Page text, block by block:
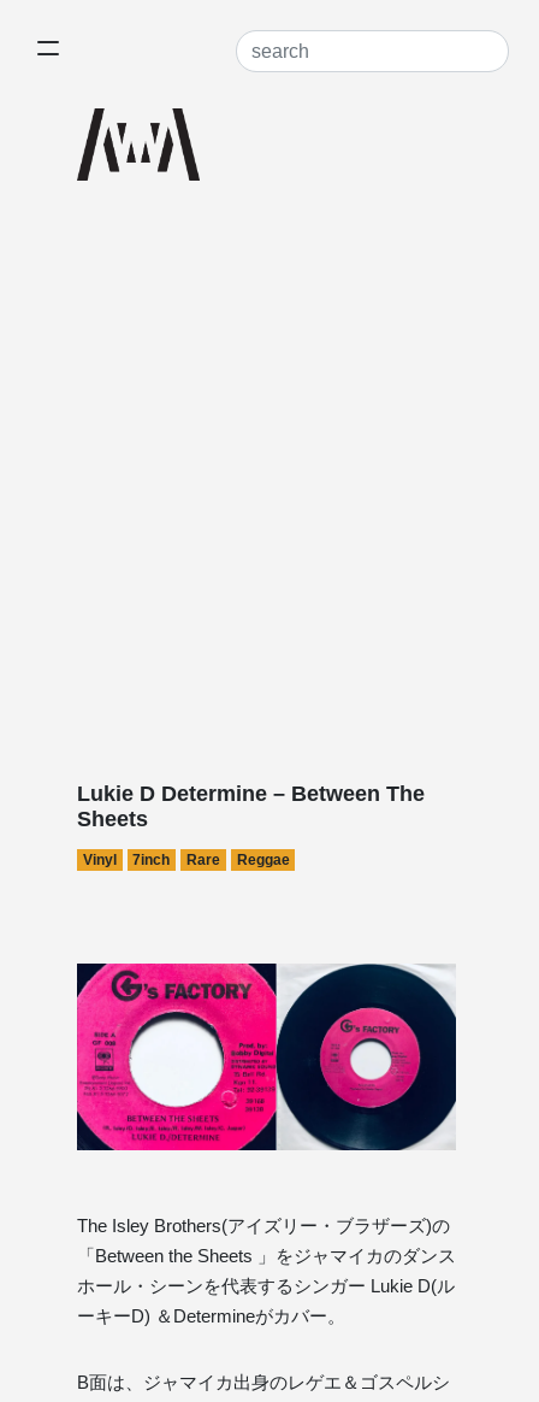
Lukie D Determine – Between The
Sheets
Vinyl 7inch Rare Reggae
The Isley Brothers(アイズリー・ブラザーズ)の
「Between the Sheets 」をジャマイカのダンス
ホール・シーンを代表するシンガー Lukie D(ル
ーキーD) ＆Determineがカバー。
B面は、ジャマイカ出身のレゲエ＆ゴスペルシ